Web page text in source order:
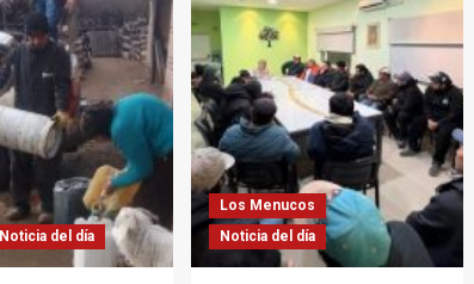
Noticia del día
Los Menucos
Noticia del día